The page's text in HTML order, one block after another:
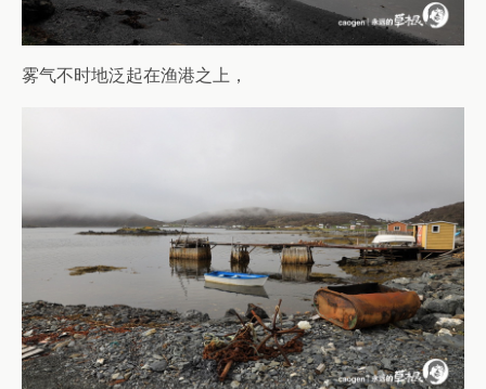
雾气不时地泛起在渔港之上，